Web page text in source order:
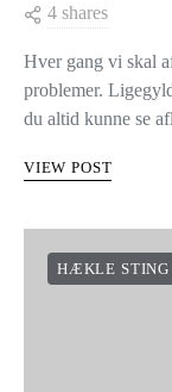
4 shares
Hver gang vi skal
problemer.
du altid kunne se
VIEW POST
HÆKLE STING